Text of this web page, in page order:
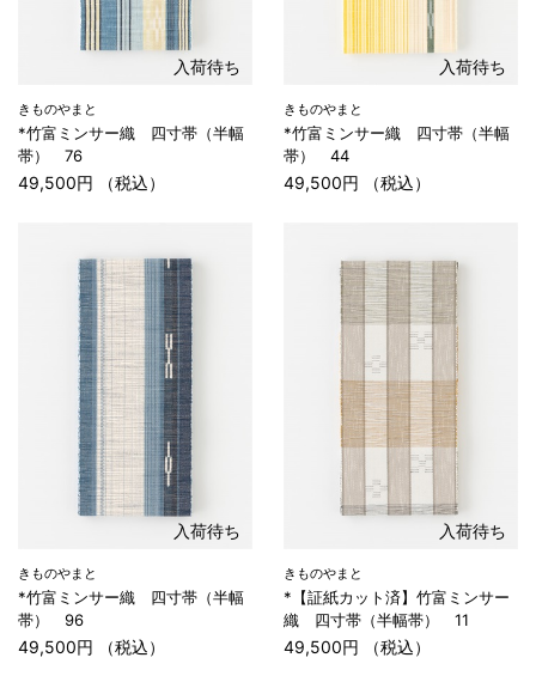
入荷待ち
きものやまと
*竹富ミンサー織 四寸帯（半幅
帯） 76
49,500円 （税込）
入荷待ち
きものやまと
*竹富ミンサー織 四寸帯（半幅
帯） 44
49,500円 （税込）
入荷待ち
きものやまと
*竹富ミンサー織 四寸帯（半幅
帯） 96
49,500円 （税込）
入荷待ち
きものやまと
*【証紙カット済】竹富ミンサー
織 四寸帯（半幅帯） 11
49,500円 （税込）